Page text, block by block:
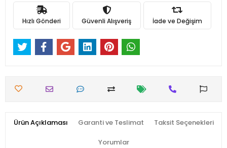
Hızlı Gönderi Güvenli Alışveriş İade ve Değişim
Ürün Açıklaması Garanti ve Teslimat Taksit Seçenekleri
Yorumlar